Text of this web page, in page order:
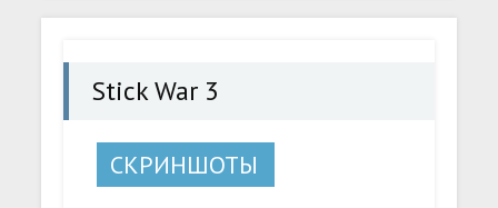
Stick War 3 (Разблокировано все) на Андроид
Stick War 3
СКРИНШОТЫ